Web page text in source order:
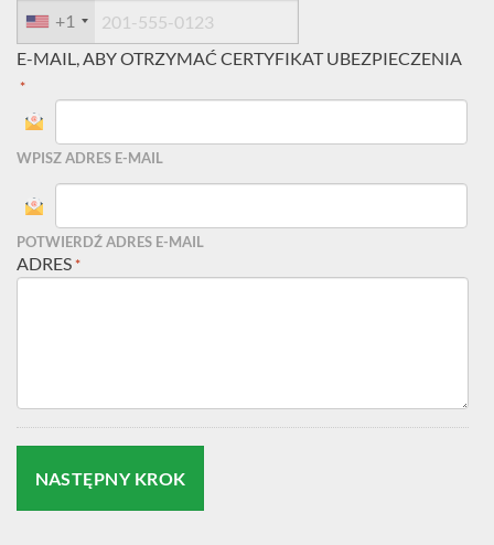
+1
E-MAIL, ABY OTRZYMAĆ CERTYFIKAT UBEZPIECZENIA
*
WPISZ ADRES E-MAIL
POTWIERDŹ ADRES E-MAIL
ADRES *